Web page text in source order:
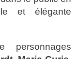
et élégante